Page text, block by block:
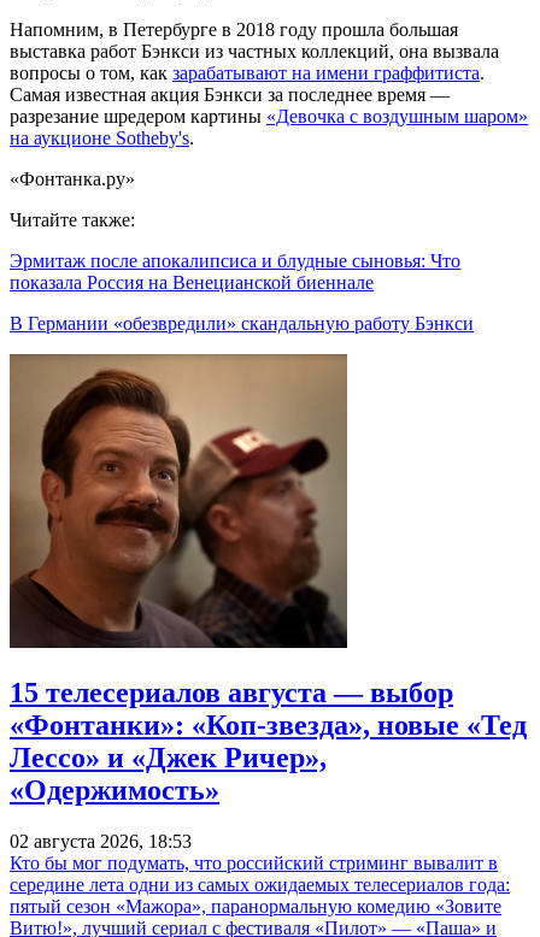
Напомним, в Петербурге в 2018 году прошла большая
выставка работ Бэнкси из частных коллекций, она вызвала
вопросы о том, как зарабатывают на имени граффитиста.
Самая известная акция Бэнкси за последнее время —
разрезание шредером картины «Девочка с воздушным шаром»
на аукционе Sotheby's.
«Фонтанка.ру»
Читайте также:
Эрмитаж после апокалипсиса и блудные сыновья: Что
показала Россия на Венецианской биеннале
В Германии «обезвредили» скандальную работу Бэнкси
15 телесериалов августа — выбор
«Фонтанки»: «Коп-звезда», новые «Тед
Лессо» и «Джек Ричер»,
«Одержимость»
02 августа 2026, 18:53
Кто бы мог подумать, что российский стриминг вывалит в
середине лета одни из самых ожидаемых телесериалов года:
пятый сезон «Мажора», паранормальную комедию «Зовите
Витю!», лучший сериал с фестиваля «Пилот» — «Паша» и